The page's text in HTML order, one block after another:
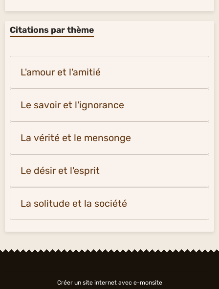
Citations par thème
L'amour et l'amitié
Le savoir et l'ignorance
La vérité et le mensonge
Le désir et l'esprit
La solitude et la société
Créer un site internet avec e-monsite